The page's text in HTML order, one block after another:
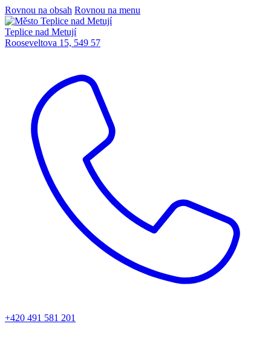
Rovnou na obsah Rovnou na menu
Teplice nad Metují
Rooseveltova 15, 549 57
+420 491 581 201